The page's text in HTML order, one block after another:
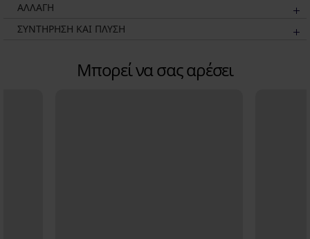
ΑΛΛΑΓΗ
ΣΥΝΤΗΡΗΣΗ ΚΑΙ ΠΛΥΣΗ
Μπορεί να σας αρέσει